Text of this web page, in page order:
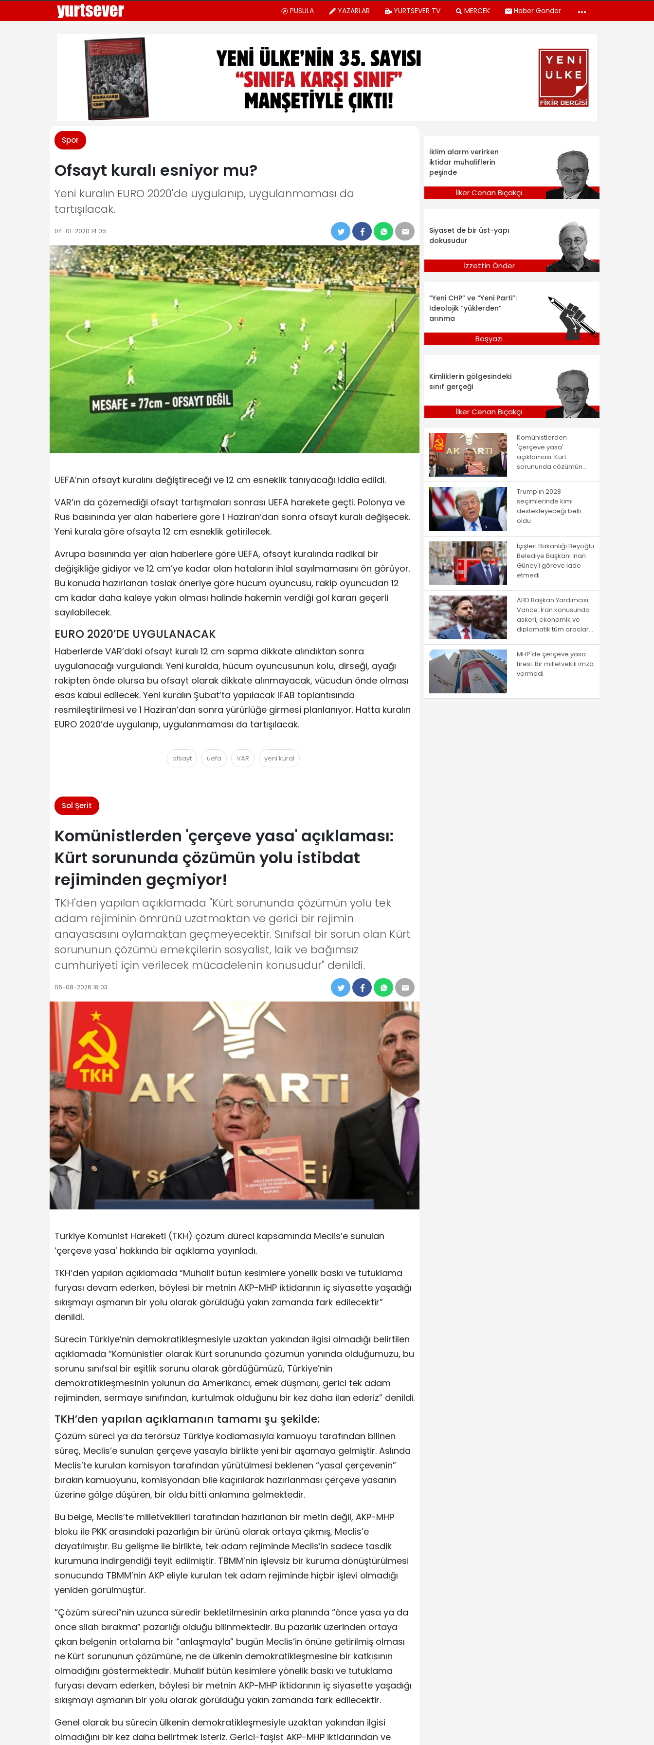
PUSULA YAZARLAR YURTSEVER TV MERCEK Haber Gönder
Spor
Ofsayt kuralı esniyor mu?
Yeni kuralın EURO 2020'de uygulanıp, uygulanmaması da
tartışılacak.
04-01-2020 14:05
UEFA’nın ofsayt kuralını değiştireceği ve 12 cm esneklik tanıyacağı iddia edildi.
VAR’ın da çözemediği ofsayt tartışmaları sonrası UEFA harekete geçti. Polonya ve
Rus basınında yer alan haberlere göre 1 Haziran’dan sonra ofsayt kuralı değişecek.
Yeni kurala göre ofsayta 12 cm esneklik getirilecek.
Avrupa basınında yer alan haberlere göre UEFA, ofsayt kuralında radikal bir
değişikliğe gidiyor ve 12 cm’ye kadar olan hataların ihlal sayılmamasını ön görüyor.
Bu konuda hazırlanan taslak öneriye göre hücum oyuncusu, rakip oyuncudan 12
cm kadar daha kaleye yakın olması halinde hakemin verdiği gol kararı geçerli
sayılabilecek.
EURO 2020’DE UYGULANACAK
Haberlerde VAR’daki ofsayt kuralı 12 cm sapma dikkate alındıktan sonra
uygulanacağı vurgulandı. Yeni kuralda, hücum oyuncusunun kolu, dirseği, ayağı
rakipten önde olursa bu ofsayt olarak dikkate alınmayacak, vücudun önde olması
esas kabul edilecek. Yeni kuralın Şubat’ta yapılacak IFAB toplantısında
resmileştirilmesi ve 1 Haziran’dan sonra yürürlüğe girmesi planlanıyor. Hatta kuralın
EURO 2020’de uygulanıp, uygulanmaması da tartışılacak.
ofsayt uefa VAR yeni kural
Sol Şerit
Komünistlerden 'çerçeve yasa' açıklaması:
Kürt sorununda çözümün yolu istibdat
rejiminden geçmiyor!
TKH'den yapılan açıklamada "Kürt sorununda çözümün yolu tek
adam rejiminin ömrünü uzatmaktan ve gerici bir rejimin
anayasasını oylamaktan geçmeyecektir. Sınıfsal bir sorun olan Kürt
sorununun çözümü emekçilerin sosyalist, laik ve bağımsız
cumhuriyeti için verilecek mücadelenin konusudur" denildi.
06-08-2026 18:03
Türkiye Komünist Hareketi (TKH) çözüm düreci kapsamında Meclis’e sunulan
‘çerçeve yasa’ hakkında bir açıklama yayınladı.
TKH’den yapılan açıklamada “Muhalif bütün kesimlere yönelik baskı ve tutuklama
furyası devam ederken, böylesi bir metnin AKP-MHP iktidarının iç siyasette yaşadığı
sıkışmayı aşmanın bir yolu olarak görüldüğü yakın zamanda fark edilecektir”
denildi.
Sürecin Türkiye’nin demokratikleşmesiyle uzaktan yakından ilgisi olmadığı belirtilen
açıklamada “Komünistler olarak Kürt sorununda çözümün yanında olduğumuzu, bu
sorunu sınıfsal bir eşitlik sorunu olarak gördüğümüzü, Türkiye’nin
demokratikleşmesinin yolunun da Amerikancı, emek düşmanı, gerici tek adam
rejiminden, sermaye sınıfından, kurtulmak olduğunu bir kez daha ilan ederiz” denildi.
TKH’den yapılan açıklamanın tamamı şu şekilde:
Çözüm süreci ya da terörsüz Türkiye kodlamasıyla kamuoyu tarafından bilinen
süreç, Meclis’e sunulan çerçeve yasayla birlikte yeni bir aşamaya gelmiştir. Aslında
Meclis’te kurulan komisyon tarafından yürütülmesi beklenen “yasal çerçevenin”
bırakın kamuoyunu, komisyondan bile kaçırılarak hazırlanması çerçeve yasanın
üzerine gölge düşüren, bir oldu bitti anlamına gelmektedir.
Bu belge, Meclis’te milletvekilleri tarafından hazırlanan bir metin değil, AKP-MHP
bloku ile PKK arasındaki pazarlığın bir ürünü olarak ortaya çıkmış, Meclis’e
dayatılmıştır. Bu gelişme ile birlikte, tek adam rejiminde Meclis’in sadece tasdik
kurumuna indirgendiği teyit edilmiştir. TBMM’nin işlevsiz bir kuruma dönüştürülmesi
sonucunda TBMM’nin AKP eliyle kurulan tek adam rejiminde hiçbir işlevi olmadığı
yeniden görülmüştür.
“Çözüm süreci”nin uzunca süredir bekletilmesinin arka planında “önce yasa ya da
önce silah bırakma” pazarlığı olduğu bilinmektedir. Bu pazarlık üzerinden ortaya
çıkan belgenin ortalama bir “anlaşmayla” bugün Meclis’in önüne getirilmiş olması
ne Kürt sorununun çözümüne, ne de ülkenin demokratikleşmesine bir katkısının
olmadığını göstermektedir. Muhalif bütün kesimlere yönelik baskı ve tutuklama
furyası devam ederken, böylesi bir metnin AKP-MHP iktidarının iç siyasette yaşadığı
sıkışmayı aşmanın bir yolu olarak görüldüğü yakın zamanda fark edilecektir.
Genel olarak bu sürecin ülkenin demokratikleşmesiyle uzaktan yakından ilgisi
olmadığını bir kez daha belirtmek isteriz. Gerici-faşist AKP-MHP iktidarından ve
İklim alarm verirken
iktidar muhaliflerin
peşinde
İlker Cenan Bıçakçı
Siyaset de bir üst-yapı
dokusudur
İzzettin Önder
“Yeni CHP” ve “Yeni Parti”:
İdeolojik “yüklerden”
arınma
Başyazı
Kimliklerin gölgesindeki
sınıf gerçeği
İlker Cenan Bıçakçı
Komünistlerden
'çerçeve yasa'
açıklaması: Kürt
sorununda çözümün
geçmiyor!
Trump'ın 2028
seçimlerinde kimi
destekleyeceği belli
oldu
İçişleri Bakanlığı Beyoğlu
Belediye Başkanı İnan
Güney'i göreve iade
etmedi
ABD Başkan Yardımcısı
Vance: İran konusunda
askeri, ekonomik ve
diplomatik tüm araçlar
MHP'de çerçeve yasa
firesi: Bir milletvekili imza
vermedi